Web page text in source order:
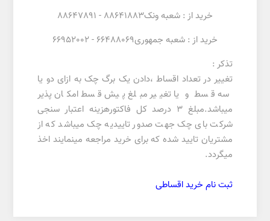
خرید از : شعبه ونک88641883 - 88647891
خرید از : شعبه جمهوری66488069 - 66952002
تذکر :
تغییر در تعداد اقساط ،دادن یک برگ چک به ازای دو یا
سه قسط و یا تغییر مبلغ پیش قسط امکان پذیر
میباشد.مبلغ 3 درصد کل فاکتورهزینه اعتبار سنجی
شرکت بای چک جهت صدور تاییدیه چک میباشد که از
مشتریان تایید شده که برای خرید مراجعه مینمایند اخذ
میگردد.
ثبت نام خرید اقساطی